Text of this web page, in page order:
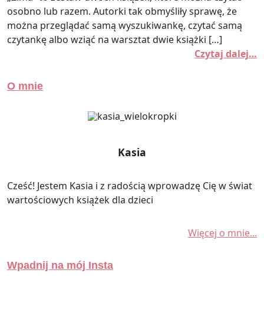
osobno lub razem. Autorki tak obmyśliły sprawę, że
można przeglądać samą wyszukiwankę, czytać samą
czytankę albo wziąć na warsztat dwie książki […]
Czytaj dalej…
O mnie
Kasia
Cześć! Jestem Kasia i z radością wprowadzę Cię w świat
wartościowych książek dla dzieci
Więcej o mnie...
Wpadnij na mój Insta